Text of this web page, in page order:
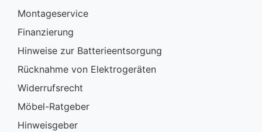
Montageservice
Finanzierung
Hinweise zur Batterieentsorgung
Rücknahme von Elektrogeräten
Widerrufsrecht
Möbel-Ratgeber
Hinweisgeber